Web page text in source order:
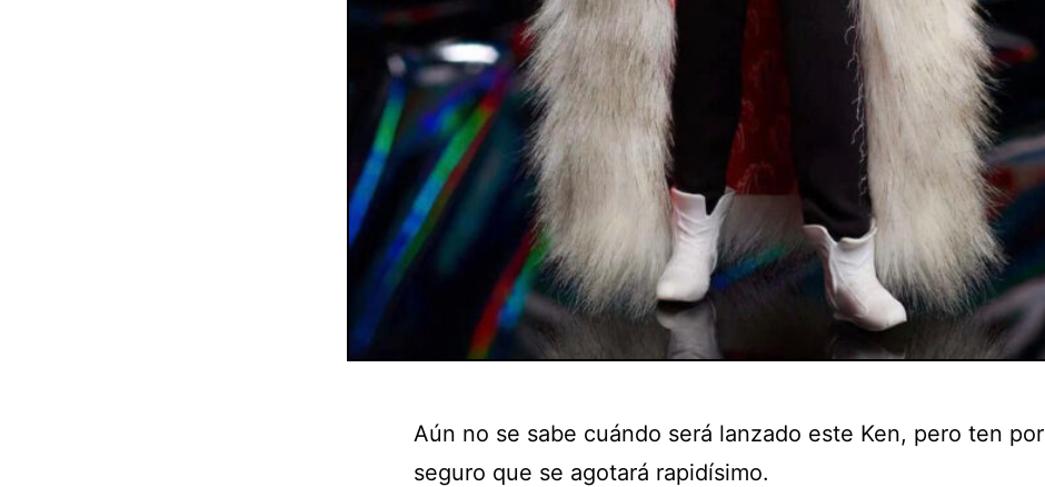
Aún no se sabe cuándo será lanzado este Ken, pero ten por
seguro que se agotará rapidísimo.